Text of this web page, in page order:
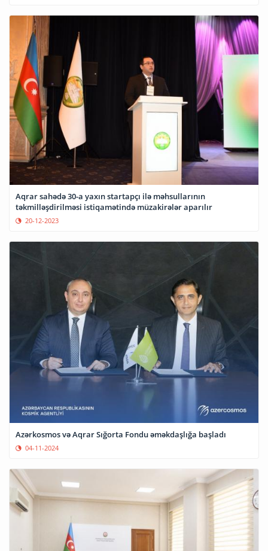
Aqrar sahədə 30-a yaxın startapçı ilə məhsullarının
təkmilləşdirilməsi istiqamətində müzakirələr aparılır
20-12-2023
Azərkosmos və Aqrar Sığorta Fondu əməkdaşlığa başladı
04-11-2024